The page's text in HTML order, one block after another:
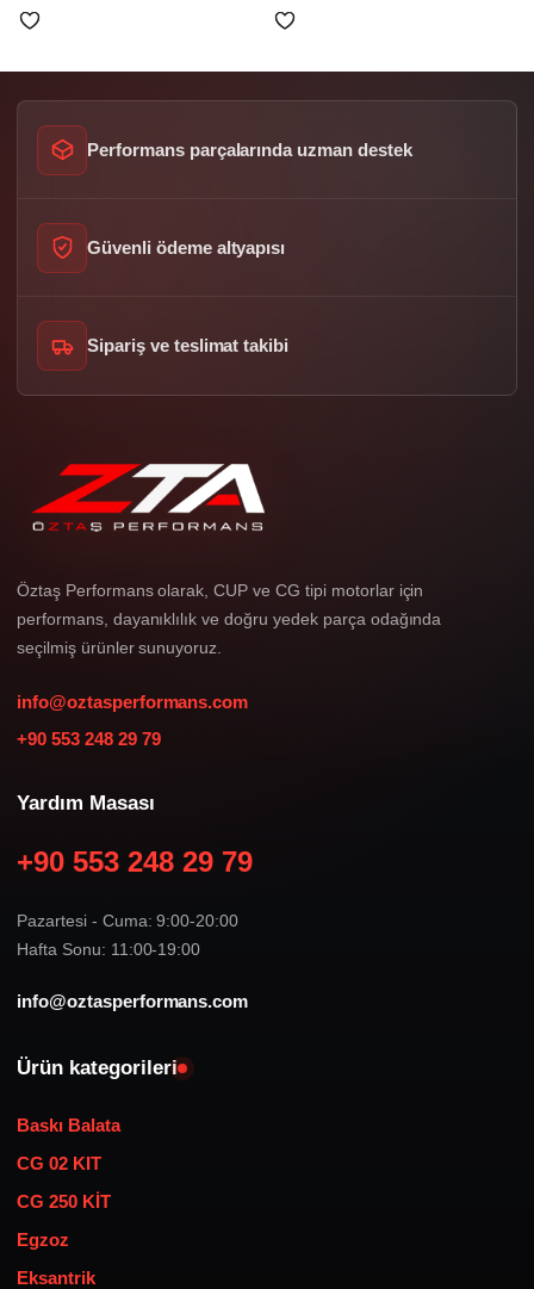
Performans parçalarında uzman destek
Güvenli ödeme altyapısı
Sipariş ve teslimat takibi
Öztaş Performans olarak, CUP ve CG tipi motorlar için
performans, dayanıklılık ve doğru yedek parça odağında
seçilmiş ürünler sunuyoruz.
info@oztasperformans.com
+90 553 248 29 79
Yardım Masası
+90 553 248 29 79
Pazartesi - Cuma: 9:00-20:00
Hafta Sonu: 11:00-19:00
info@oztasperformans.com
Ürün kategorileri
Baskı Balata
CG 02 KIT
CG 250 KİT
Egzoz
Eksantrik